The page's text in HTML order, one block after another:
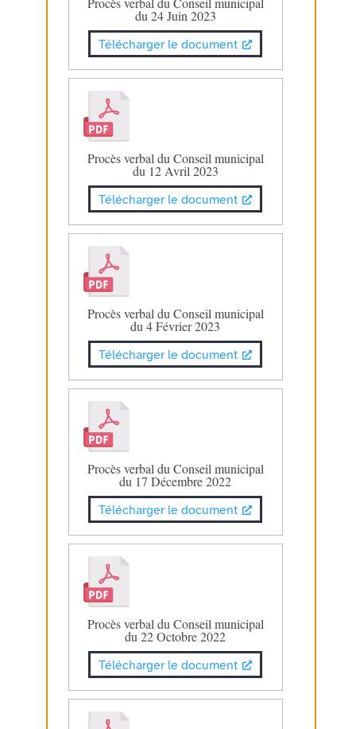
du 24 Juin 2023
Télécharger le document
Procès verbal du Conseil municipal
du 12 Avril 2023
Télécharger le document
Procès verbal du Conseil municipal
du 4 Février 2023
Télécharger le document
Procès verbal du Conseil municipal
du 17 Décembre 2022
Télécharger le document
Procès verbal du Conseil municipal
du 22 Octobre 2022
Télécharger le document